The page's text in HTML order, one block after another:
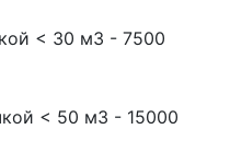
< 30 м3 - 7500
< 50 м3 - 15000